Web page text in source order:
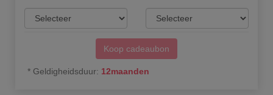
Koop cadeaubon
* Geldigheidsduur: 12maanden